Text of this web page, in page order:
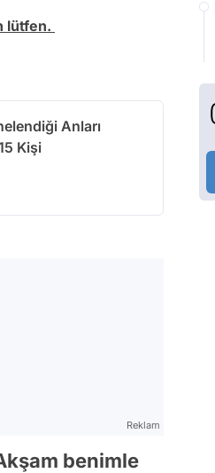
lütfen.
Anları
Kişi
Reklam
benimle